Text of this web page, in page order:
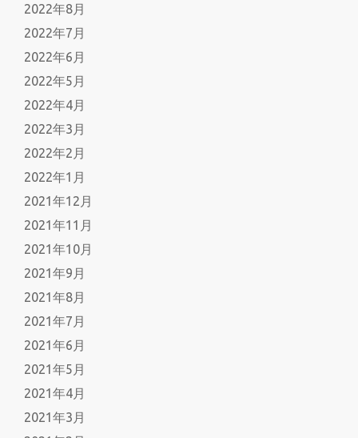
2022年8月
2022年7月
2022年6月
2022年5月
2022年4月
2022年3月
2022年2月
2022年1月
2021年12月
2021年11月
2021年10月
2021年9月
2021年8月
2021年7月
2021年6月
2021年5月
2021年4月
2021年3月